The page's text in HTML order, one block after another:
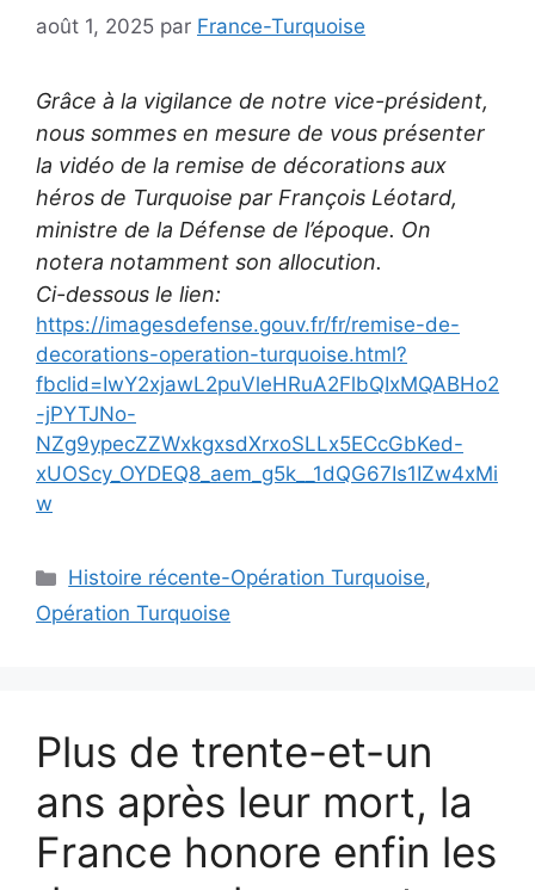
août 1, 2025 par France-Turquoise
Grâce à la vigilance de notre vice-président,
nous sommes en mesure de vous présenter
la vidéo de la remise de décorations aux
héros de Turquoise par François Léotard,
ministre de la Défense de l’époque. On
notera notamment son allocution.
Ci-dessous le lien:
https://imagesdefense.gouv.fr/fr/remise-de-
decorations-operation-turquoise.html?
fbclid=IwY2xjawL2puVleHRuA2FlbQIxMQABHo2
-jPYTJNo-
NZg9ypecZZWxkgxsdXrxoSLLx5ECcGbKed-
xUOScy_OYDEQ8_aem_g5k__1dQG67Is1IZw4xMi
w
Catégories
Histoire récente-Opération Turquoise,
Opération Turquoise
Plus de trente-et-un
ans après leur mort, la
France honore enfin les